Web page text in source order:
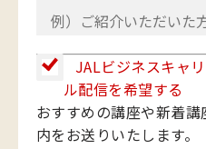
JALビジネスキャ
ル配信を希望する
おすすめの講座や新着
内をお送りいたします。